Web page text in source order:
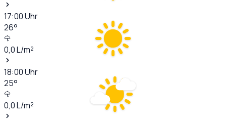
17:00Uhr
26°
0,0L/m²
18:00Uhr
25°
0,0L/m²